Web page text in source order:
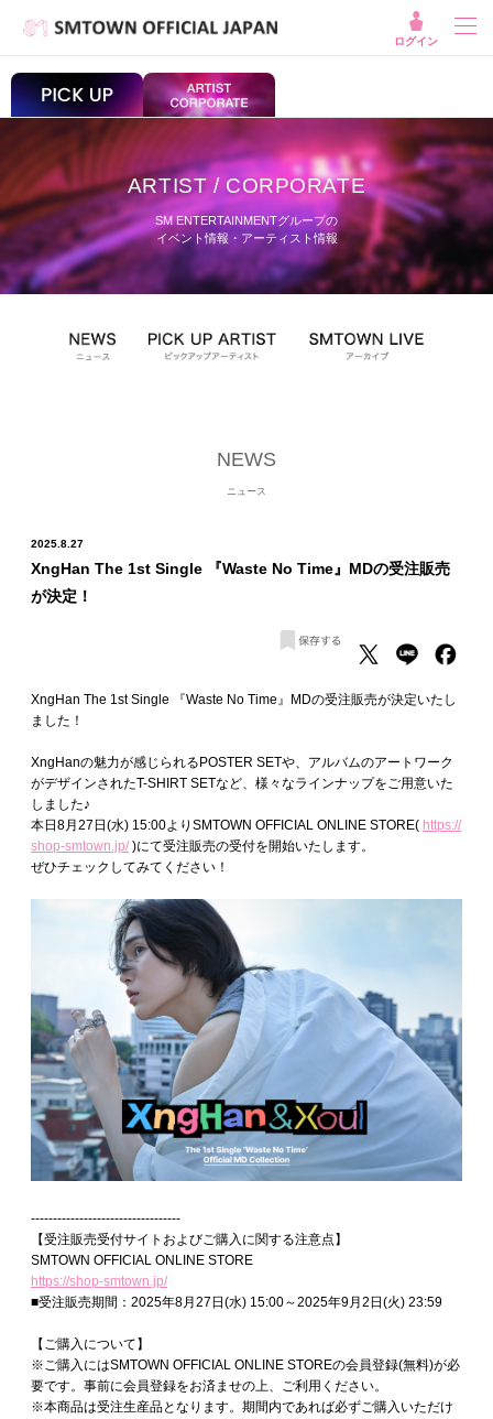
ログイン
ARTIST / CORPORATE
SM ENTERTAINMENTグループの
イベント情報・アーティスト情報
NEWS
ニュース
2025.8.27
XngHan The 1st Single 『Waste No Time』MDの受注販売
が決定！
XngHan The 1st Single 『Waste No Time』MDの受注販売が決定いたし
ました！
XngHanの魅力が感じられるPOSTER SETや、アルバムのアートワーク
がデザインされたT-SHIRT SETなど、様々なラインナップをご用意いた
しました♪
本日8月27日(水) 15:00よりSMTOWN OFFICIAL ONLINE STORE( https://
shop-smtown.jp/)にて受注販売の受付を開始いたします。
ぜひチェックしてみてください！
----------------------------------
【受注販売受付サイトおよびご購入に関する注意点】
SMTOWN OFFICIAL ONLINE STORE
https://shop-smtown.jp/
■受注販売期間：2025年8月27日(水) 15:00～2025年9月2日(火) 23:59
【ご購入について】
※ご購入にはSMTOWN OFFICIAL ONLINE STOREの会員登録(無料)が必
要です。事前に会員登録をお済ませの上、ご利用ください。
※本商品は受注生産品となります。期間内であれば必ずご購入いただけ